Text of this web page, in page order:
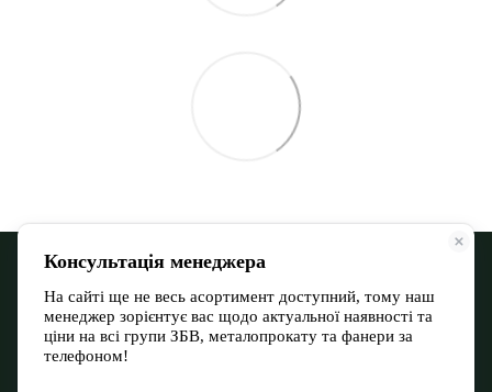
068 900 12-13 066 532 11-72
Контактна інформація
Повна версія сайту